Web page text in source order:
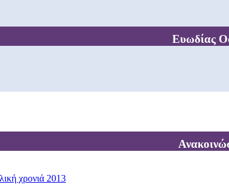
Ευωδίας
χρονιά 2013